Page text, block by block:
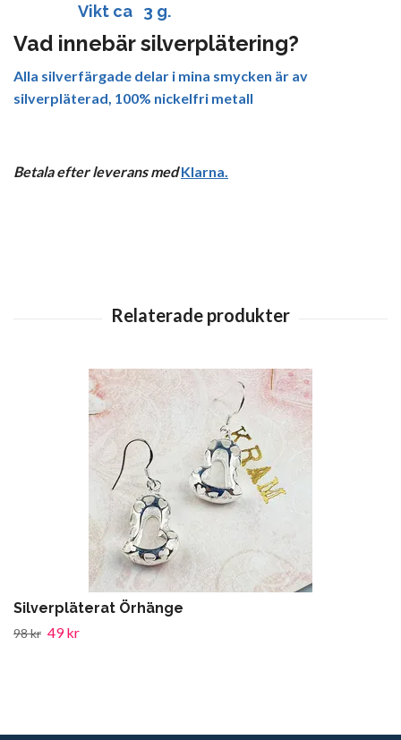
Vikt ca 3 g.
Vad innebär silverplätering?
Alla silverfärgade delar i mina smycken är av
silverpläterad, 100% nickelfri metall
Betala efter leverans med Klarna
Silverpläterat Örhänge
98 kr 49 kr